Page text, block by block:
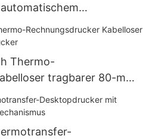
Thermo-
tragbarer 80-mm-